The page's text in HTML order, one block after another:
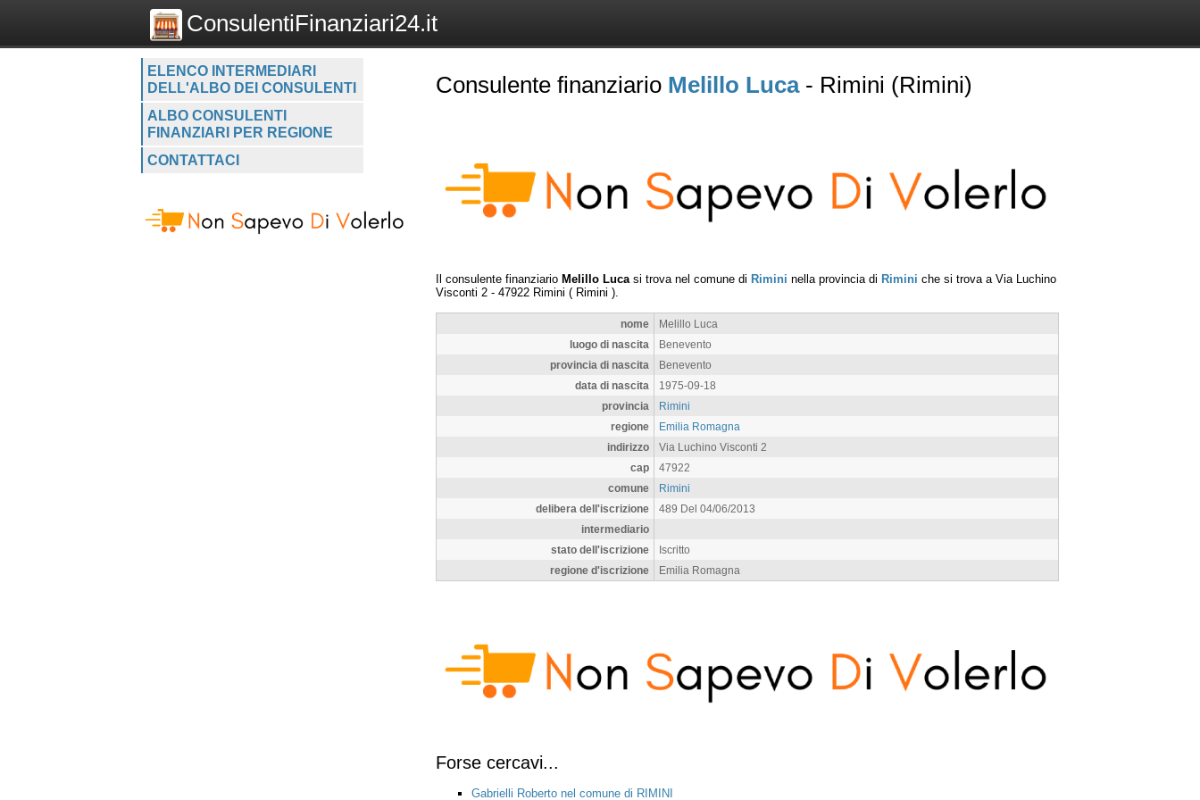
ConsulentiFinanziari24.it
ELENCO INTERMEDIARI
DELL'ALBO DEI CONSULENTI
ALBO CONSULENTI
FINANZIARI PER REGIONE
CONTATTACI
Consulente finanziario Melillo Luca- Rimini (Rimini)
Il consulente finanziario Melillo Luca si trova nel comune di Rimini nella provincia di Rimini che si trova a Via Luchino
Visconti 2 - 47922 Rimini ( Rimini ).
nome
Melillo Luca
luogo di nascita
Benevento
provincia di nascita
Benevento
data di nascita
1975-09-18
provincia
Rimini
regione
Emilia Romagna
indirizzo
Via Luchino Visconti 2
cap
47922
comune
Rimini
delibera dell'iscrizione
489 Del 04/06/2013
intermediario
stato dell'iscrizione
Iscritto
regione d'iscrizione
Emilia Romagna
Forse cercavi...
Gabrielli Roberto nel comune di RIMINI